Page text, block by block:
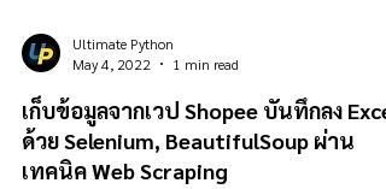
Ultimate Python
May 4, 2022
1 min read
เก็บข้อมูลจากเวป Shopee บันทึกลง Excel
ด้วย Selenium, BeautifulSoup ผ่าน
เทคนิค Web Scraping